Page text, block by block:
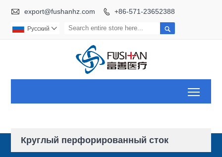
 export@fushanhz.com  +86-571-23652388

Pусский 
Круглый перфорированный сток